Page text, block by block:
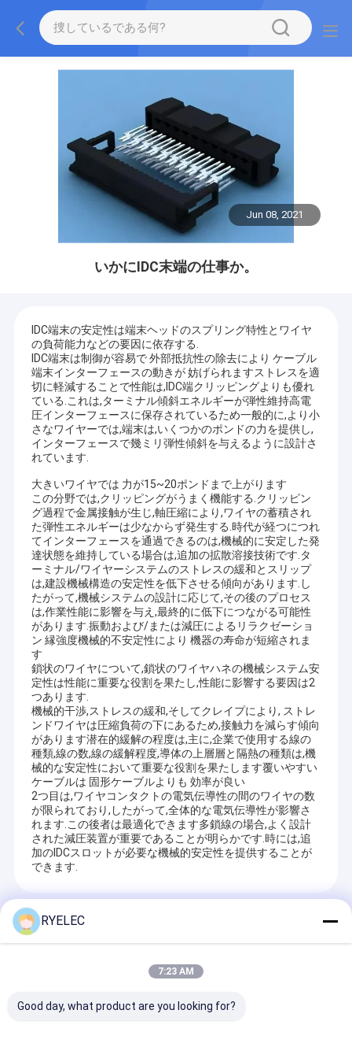
Jun 08, 2021
いかにIDC末端の仕事か。
IDC端末の安定性は端末ヘッドのスプリング特性とワイヤ
の負荷能力などの要因に依存する.
IDC端末は制御が容易で 外部抵抗性の除去により ケーブル
端末インターフェースの動きが 妨げられますストレスを適
切に軽減することで性能は,IDC端クリッピングよりも優れ
ている.これは,ターミナル傾斜エネルギーが弾性維持高電
圧インターフェースに保存されているため一般的に,より小
さなワイヤーでは,端末は,いくつかのポンドの力を提供し,
インターフェースで幾ミリ弾性傾斜を与えるように設計さ
れています.
大きいワイヤでは 力が15~20ポンドまで上がります
この分野では,クリッピングがうまく機能する.クリッピン
グ過程で金属接触が生じ,軸圧縮により,ワイヤの蓄積され
た弾性エネルギーは少なからず発生する.時代が経つにつれ
てインターフェースを通過できるのは,機械的に安定した発
達状態を維持している場合は,追加の拡散溶接技術です.タ
ーミナル/ワイヤーシステムのストレスの緩和とスリップ
は,建設機械構造の安定性を低下させる傾向があります.し
たがって,機械システムの設計に応じて,その後のプロセス
は,作業性能に影響を与え,最終的に低下につながる可能性
があります.振動および/または減圧によるリラクゼーショ
ン 縁強度機械的不安定性により 機器の寿命が短縮されま
す
鎖状のワイヤについて,鎖状のワイヤハネの機械システム安
定性は性能に重要な役割を果たし,性能に影響する要因は2
つあります.
機械的干渉,ストレスの緩和,そしてクレイプにより, ストレ
ンドワイヤは圧縮負荷の下にあるため,接触力を減らす傾向
があります潜在的緩解の程度は,主に,企業で使用する線の
種類,線の数,線の緩解程度,導体の上層層と隔熱の種類は,機
械的な安定性において重要な役割を果たします覆いやすい
ケーブルは 固形ケーブルよりも 効率が良い
2つ目は,ワイヤコンタクトの電気伝導性の間のワイヤの数
が限られており,したがって,全体的な電気伝導性が影響さ
れます.この後者は最適化できます多鎖線の場合,よく設計
された減圧装置が重要であることが明らかです.時には,追
加のIDCスロットが必要な機械的安定性を提供することが
できます.
Recommended Products
RYELEC
7:23 AM
Good day, what product are you looking for?